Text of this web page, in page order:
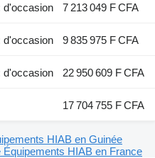
d'occasion 7 213 049 F CFA
d'occasion 9 835 975 F CFA
d'occasion 22 950 609 F CFA
17 704 755 F CFA
HIAB en Guinée
Équipements HIAB en France